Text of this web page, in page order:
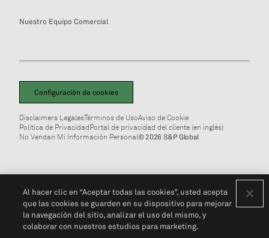
Nuestro Equipo Comercial
Configuración de cookies
Disclaimers LegalesTérminos de UsoAviso de Cookie
Política de PrivacidadPortal de privacidad del cliente (en inglés)
No Vendan Mi Información Personal© 2026 S&P Global
Al hacer clic en “Aceptar todas las cookies”, usted acepta
que las cookies se guarden en su dispositivo para mejorar
la navegación del sitio, analizar el uso del mismo, y
colaborar con nuestros estudios para marketing.